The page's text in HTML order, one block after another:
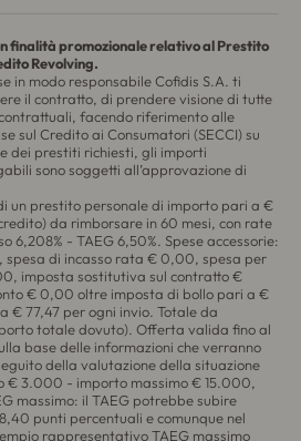
finalità promozionale relativo al Prestito
Revolving.
in modo responsabile Cofidis S.A. ti
il contratto, di prendere visione di tutte
facendo riferimento alle
sul Credito ai Consumatori (SECCI) su
dei prestiti richiesti, gli importi
sono soggetti all’approvazione di
un prestito personale di importo pari a €
da rimborsare in 60 mesi, con rate
6,208% - TAEG 6,50%. Spese accessorie:
di incasso rata € 0,00, spesa per
imposta sostitutiva sul contratto €
€ 0,00 oltre imposta di bollo pari a €
77,47 per ogni invio. Totale da
totale dovuto). Offerta valida fino al
base delle informazioni che verranno
della valutazione della situazione
€ 3.000 - importo massimo € 15.000,
massimo: il TAEG potrebbe subire
punti percentuali e comunque nel
rappresentativo TAEG massimo